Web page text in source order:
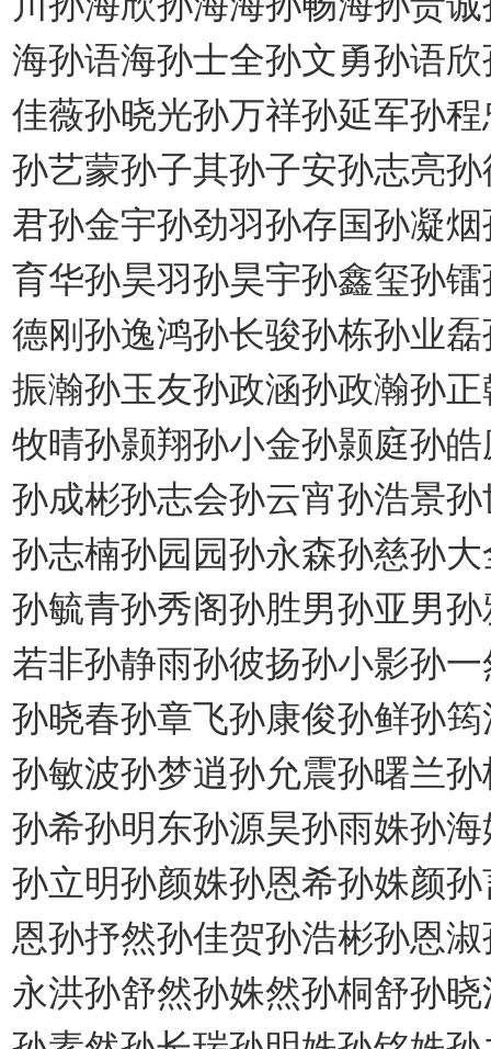
海孙语海孙士全孙文勇孙语
佳薇孙晓光孙万祥孙延军孙
孙艺蒙孙子其孙子安孙志亮
君孙金宇孙劲羽孙存国孙凝
育华孙昊羽孙昊宇孙鑫玺孙
德刚孙逸鸿孙长骏孙栋孙业
振瀚孙玉友孙政涵孙政瀚孙
牧晴孙颢翔孙小金孙颢庭孙
孙成彬孙志会孙云宵孙浩景
孙志楠孙园园孙永森孙慈孙
孙毓青孙秀阁孙胜男孙亚男
若非孙静雨孙彼扬孙小影孙
孙晓春孙章飞孙康俊孙鲜孙
孙敏波孙梦逍孙允震孙曙兰
孙希孙明东孙源昊孙雨姝孙
孙立明孙颜姝孙恩希孙姝颜
恩孙抒然孙佳贺孙浩彬孙恩
永洪孙舒然孙姝然孙桐舒孙